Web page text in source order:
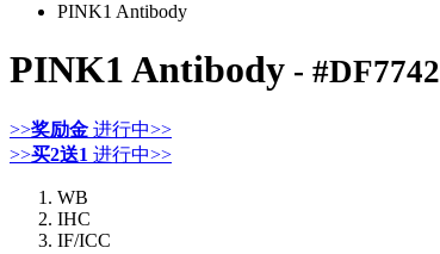
PINK1 Antibody
PINK1 Antibody - #DF7742
>>奖励金 进行中>>
>>买2送1 进行中>>
WB
IHC
IF/ICC